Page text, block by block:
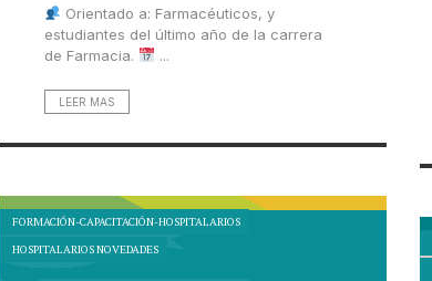
Orientado a: Farmacéuticos, y
estudiantes del último año de la carrera
de Farmacia.
...
LEER MAS
FORMACIÓN-CAPACITACIÓN-HOSPITALARIOS
HOSPITALARIOS NOVEDADES